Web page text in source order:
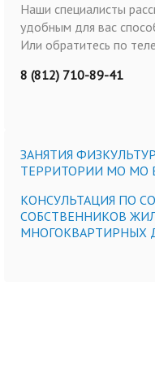
Наши специалисты
удобным для вас
Или обратитесь по
8 (812) 710-89-41
ЗАНЯТИЯ
ТЕРРИТОРИИ МО МО
КОНСУЛЬТАЦИЯ ПО
СОБСТВЕННИКОВ
МНОГОКВАРТИРНЫХ